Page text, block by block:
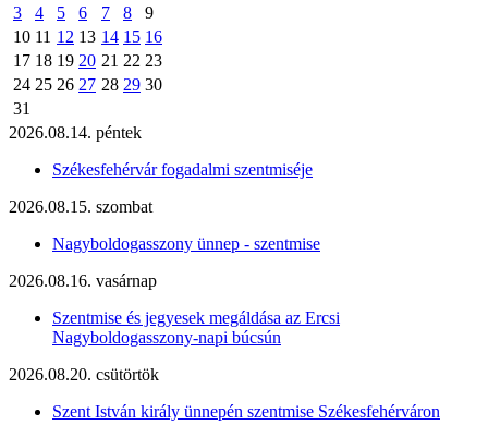
3
4 5 6 7 8
9
10 11 12 13 14 15 16
17 18 19 20 21 22 23
24 25 26 27 28 29 30
31
2026.08.14. péntek
Székesfehérvár fogadalmi szentmiséje
2026.08.15. szombat
Nagyboldogasszony ünnep - szentmise
2026.08.16. vasárnap
Szentmise és jegyesek megáldása az Ercsi
Nagyboldogasszony-napi búcsún
2026.08.20. csütörtök
Szent István király ünnepén szentmise Székesfehérváron